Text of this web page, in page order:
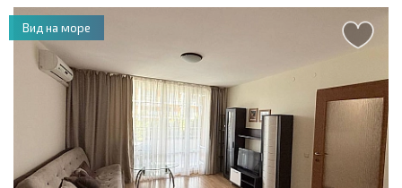
Вид на море